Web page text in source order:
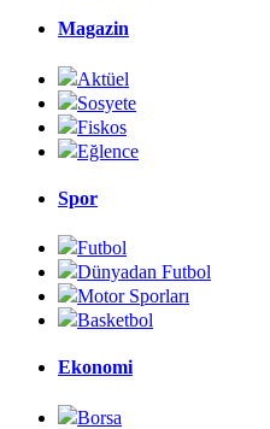
Magazin
Aktüel
Sosyete
Fiskos
Eğlence
Spor
Futbol
Dünyadan Futbol
Motor Sporları
Basketbol
Ekonomi
Borsa